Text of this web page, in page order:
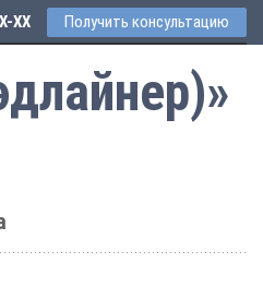
76 Получить консультацию